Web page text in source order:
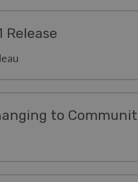
Release
to